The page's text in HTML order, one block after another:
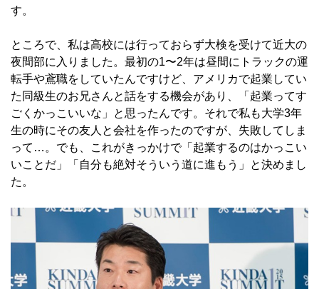
す。
ところで、私は高校には行っておらず大検を受けて近大の
夜間部に入りました。最初の1〜2年は昼間にトラックの運
転手や鳶職をしていたんですけど、アメリカで起業してい
た同級生のお兄さんと話をする機会があり、「起業ってす
ごくかっこいいな」と思ったんです。それで私も大学3年
生の時にその友人と会社を作ったのですが、失敗してしま
って…。でも、これがきっかけで「起業するのはかっこい
いことだ」「自分も絶対そういう道に進もう」と決めまし
た。